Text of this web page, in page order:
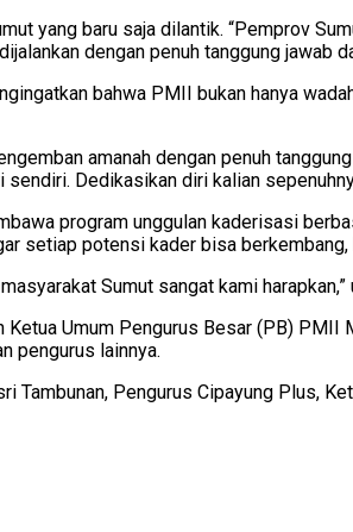
yang baru saja dilantik. “Pemprov
dengan penuh tanggung jawab
bahwa PMII bukan hanya
amanah dengan penuh
Dedikasikan diri kalian
program unggulan kaderisasi
setiap potensi kader bisa
Sumut sangat kami harapkan,”
Umum Pengurus Besar (PB) PMII
pengurus lainnya.
Tambunan, Pengurus Cipayung Plus,